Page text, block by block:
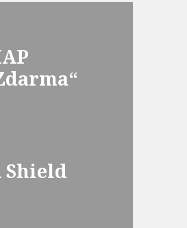
Shield